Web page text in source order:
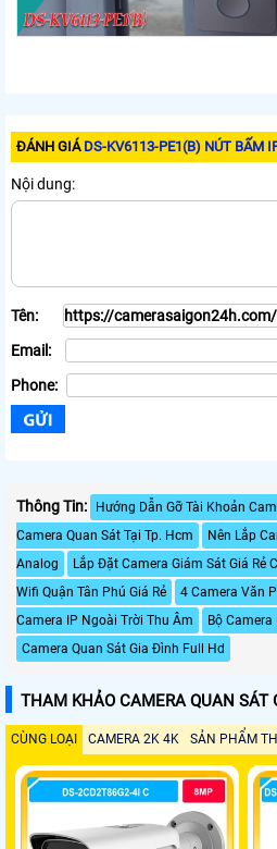
ĐÁNH GIÁ DS-KV6113-PE1(B) NÚT BẤM
Nội dung:
Tên:
Email:
Phone:
Thông Tin: Hướng Dẫn Gỡ Tài Khoản
Camera Quan Sát Tại Tp. Hcm
Nên Lắp
Analog
Lắp Đặt Camera Giám Sát Giá Rẻ
Wifi Quận Tân Phú Giá Rẻ
4 Camera Văn
Camera IP Ngoài Trời Thu Âm
Bộ Camera
Camera Quan Sát Gia Đình Full Hd
THAM KHẢO CAMERA QUAN SÁT
CÙNG LOẠI CAMERA 2K 4K SẢN PHẨM